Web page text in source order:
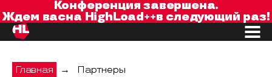
Конференция завершена.
Ждем васна HighLoad++в следующий раз!
Главная → Партнеры